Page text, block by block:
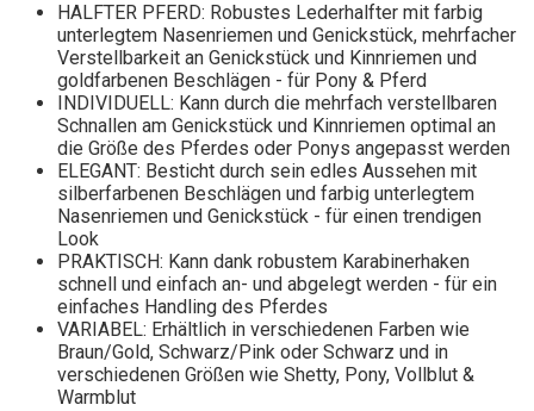
HALFTER PFERD: Robustes Lederhalfter mit farbig
unterlegtem Nasenriemen und Genickstück, mehrfacher
Verstellbarkeit an Genickstück und Kinnriemen und
goldfarbenen Beschlägen - für Pony & Pferd
INDIVIDUELL: Kann durch die mehrfach verstellbaren
Schnallen am Genickstück und Kinnriemen optimal an
die Größe des Pferdes oder Ponys angepasst werden
ELEGANT: Besticht durch sein edles Aussehen mit
silberfarbenen Beschlägen und farbig unterlegtem
Nasenriemen und Genickstück - für einen trendigen
Look
PRAKTISCH: Kann dank robustem Karabinerhaken
schnell und einfach an- und abgelegt werden - für ein
einfaches Handling des Pferdes
VARIABEL: Erhältlich in verschiedenen Farben wie
Braun/Gold, Schwarz/Pink oder Schwarz und in
verschiedenen Größen wie Shetty, Pony, Vollblut &
Warmblut